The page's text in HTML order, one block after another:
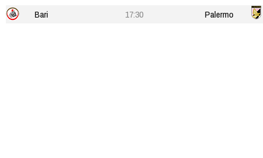
Bari
17:30 Palermo